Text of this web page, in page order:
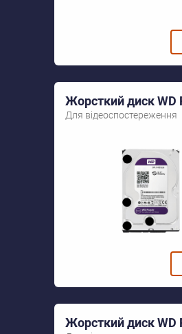
Для відеоспостереження